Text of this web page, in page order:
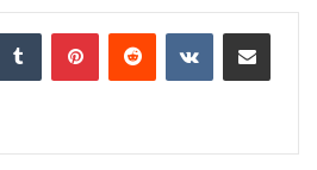
Tumblr PinterestReddit VKontakteE-Posta ile paylaş